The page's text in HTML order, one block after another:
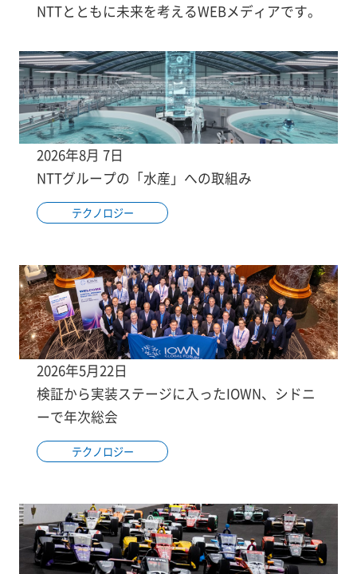
NTTとともに未来を考えるWEBメディアです。
2026年8月 7日
NTTグループの「水産」への取組み
テクノロジー
2026年5月22日
検証から実装ステージに入ったIOWN、シドニ
ーで年次総会
テクノロジー